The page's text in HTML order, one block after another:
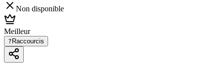
Non disponible
Meilleur
? Raccourcis